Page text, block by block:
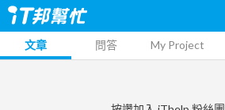
文章 問答 My Project